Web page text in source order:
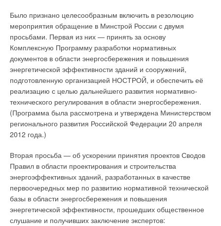
Было признано целесообразным включить в резолюцию
мероприятия обращение в Минстрой России с двумя
просьбами. Первая из них — принять за основу
Комплексную Программу разработки нормативных
документов в области энергосбережения и повышения
энергетической эффективности зданий и сооружений,
подготовленную организацией НОСТРОЙ, и обеспечить её
реализацию с целью дальнейшего развития нормативно-
технического регулирования в области энергосбережения.
(Программа была рассмотрена и утверждена Министерством
регионального развития Российской Федерации 20 апреля
2012 года.)
Вторая просьба — об ускорении принятия проектов Сводов
Правил в области проектирования и строительства
энергоэффективных зданий, разработанных в качестве
первоочередных мер по развитию нормативной технической
базы в области энергосбережения и повышения
энергетической эффективности, прошедших общественное
слушание и получивших заключение экспертов: